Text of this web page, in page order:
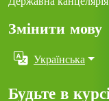
Змінити мову
Українська
Будьте в